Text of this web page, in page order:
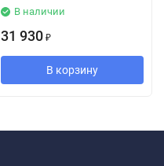
В наличии
31 930 ₽
В корзину